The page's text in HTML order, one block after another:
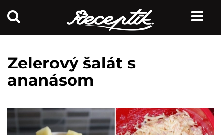
Zelerový šalát s
ananásom